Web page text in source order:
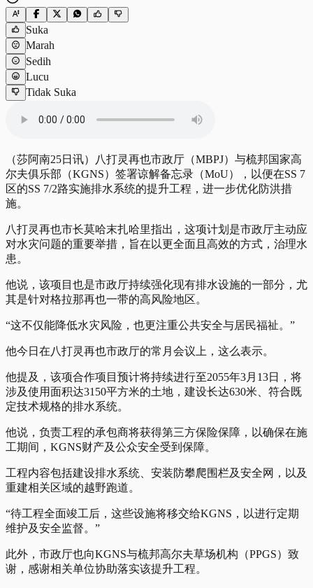
Suka
Marah
Sedih
Lucu
Tidak Suka
（莎阿南25日讯）八打灵再也市政厅（MBPJ）与梳邦国家高
尔夫俱乐部（KGNS）签署谅解备忘录（MoU），以便在SS 7
区的SS 7/2路实施排水系统的提升工程，进一步优化防洪措
施。
八打灵再也市长莫哈末扎哈里指出，这项计划是市政厅主动应
对水灾问题的重要举措，旨在以更全面且高效的方式，治理水
患。
他说，该项目也是市政厅持续强化现有排水设施的一部分，尤
其是针对格拉那再也一带的高风险地区。
“这不仅能降低水灾风险，也更注重公共安全与居民福祉。”
他今日在八打灵再也市政厅的常月会议上，这么表示。
他提及，该项合作项目预计将持续进行至2055年3月13日，将
涉及使用面积达3150平方米的土地，建设长达630米、符合既
定技术规格的排水系统。
他说，负责工程的承包商将获得第三方保险保障，以确保在施
工期间，KGNS财产及公众安全受到保障。
工程内容包括建设排水系统、安装防攀爬围栏及安全网，以及
重建相关区域的越野跑道。
“待工程全面竣工后，这些设施将移交给KGNS，以进行定期
维护及安全监督。”
此外，市政厅也向KGNS与梳邦高尔夫草场机构（PPGS）致
谢，感谢相关单位协助落实该提升工程。